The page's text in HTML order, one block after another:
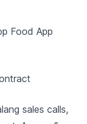
Food App
sales calls,